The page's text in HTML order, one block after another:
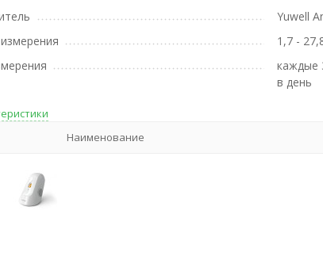
Yuwell
1,7 -
каждые
в день
Наименование